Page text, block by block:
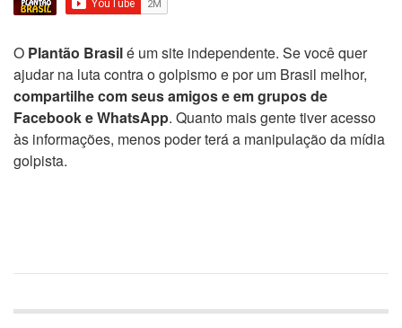
O Plantão Brasilé um site independente. Se você quer
ajudar na luta contra o golpismo e por um Brasil melhor,
compartilhe com seus amigos e em grupos de
Facebook e WhatsApp. Quanto mais gente tiver acesso
às informações, menos poder terá a manipulação da mídia
golpista.